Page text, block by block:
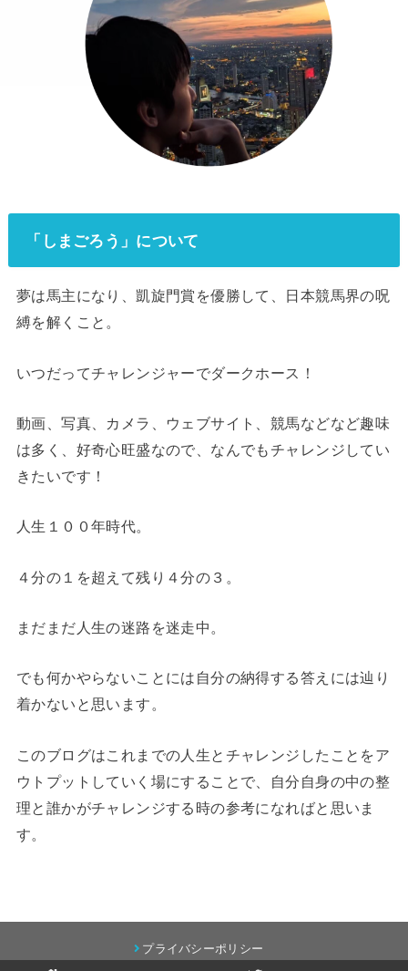
「しまごろう」について
夢は馬主になり、凱旋門賞を優勝して、日本競馬界の呪
縛を解くこと。
いつだってチャレンジャーでダークホース！
動画、写真、カメラ、ウェブサイト、競馬などなど趣味
は多く、好奇心旺盛なので、なんでもチャレンジしてい
きたいです！
人生１００年時代。
４分の１を超えて残り４分の３。
まだまだ人生の迷路を迷走中。
でも何かやらないことには自分の納得する答えには辿り
着かないと思います。
このブログはこれまでの人生とチャレンジしたことをア
ウトプットしていく場にすることで、自分自身の中の整
理と誰かがチャレンジする時の参考になればと思いま
す。
プライバシーポリシー